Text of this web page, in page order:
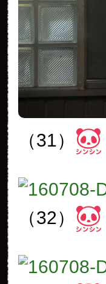
（31）
（32）